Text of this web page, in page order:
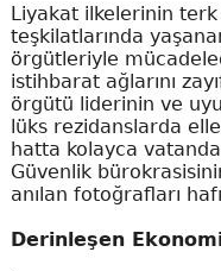
Liyakat ilkelerinin
teşkilatlarında
örgütleriyle
istihbarat ağlarını
örgütü liderinin ve
lüks rezidanslarda
hatta kolayca
Güvenlik
anılan fotoğrafları
Derinleşen